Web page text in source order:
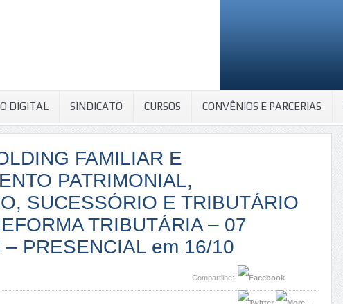
DIGITAL SINDICATO CURSOS CONVÊNIOS E PARCERIAS
FAMILIAR E
PATRIMONIAL,
SUCESSÓRIO E TRIBUTÁRIO
TRIBUTÁRIA – 07
PRESENCIAL em 16/10
Compartilhe: